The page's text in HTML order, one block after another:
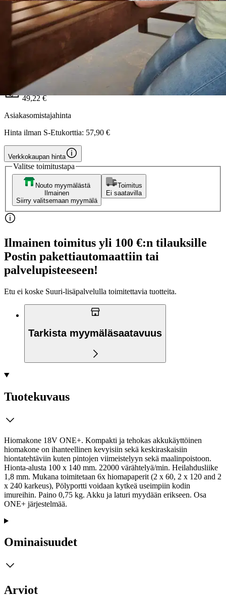
Tuotearvioiden keskiarvo4,5
arviota
49,22 €
Asiakasomistajahinta
Hinta ilman S-Etukorttia: 57,90 €
Verkkokaupan hinta
Valitse toimitustapa
Nouto myymälästä
Ilmainen
Siirry valitsemaan myymälä
Toimitus
Ei saatavilla
Ilmainen toimitus yli 100 €:n tilauksille
Postin pakettiautomaattiin tai
palvelupisteeseen!
Etu ei koske Suuri‑lisäpalvelulla toimitettavia tuotteita.
Tarkista myymäläsaatavuus
Tuotekuvaus
Hiomakone 18V ONE+. Kompakti ja tehokas akkukäyttöinen
hiomakone on ihanteellinen kevyisiin sekä keskiraskaisiin
hiontatehtäviin kuten pintojen viimeistelyyn sekä maalinpoistoon.
Hionta-alusta 100 x 140 mm. 22000 värähtelyä/min. Heilahdusliike
1,8 mm. Mukana toimitetaan 6x hiomapaperit (2 x 60, 2 x 120 and 2
x 240 karkeus), Pölyportti voidaan kytkeä useimpiin kodin
imureihin. Paino 0,75 kg. Akku ja laturi myydään erikseen. Osa
ONE+ järjestelmää.
Ominaisuudet
Arviot